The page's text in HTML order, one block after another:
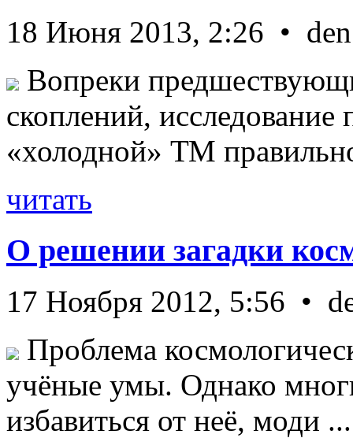
18 Июня 2013, 2:26 • den
Вопреки
скоплений, исследование
«холодной» ТМ
читать
О решении загадки
17 Ноября 2012, 5:56 •
Проблема
учёные умы. Однако
избавиться от неё, моди ...